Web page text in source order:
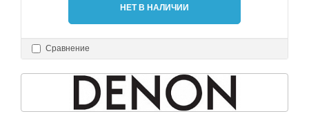
НЕТ В НАЛИЧИИ
Сравнение